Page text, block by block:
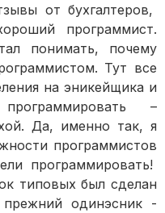
от бухгалтеров,
программист.
понимать, почему
Тут все
на эникейщика и
–
Да, именно так, я
программистов
программировать!
типовых был сделан
прежний одинэсник -